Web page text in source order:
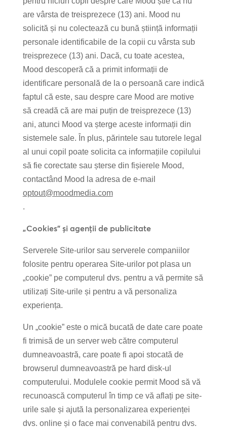
are vârsta de treisprezece (13) ani. Mood nu
solicită și nu colectează cu bună știință informații
personale identificabile de la copii cu vârsta sub
treisprezece (13) ani. Dacă, cu toate acestea,
Mood descoperă că a primit informații de
identificare personală de la o persoană care indică
faptul că este, sau despre care Mood are motive
să creadă că are mai puțin de treisprezece (13)
ani, atunci Mood va șterge aceste informații din
sistemele sale. În plus, părintele sau tutorele legal
al unui copil poate solicita ca informațiile copilului
să fie corectate sau șterse din fișierele Mood,
contactând Mood la adresa de e-mail
optout@moodmedia.com
.
„Cookies” și agenții de publicitate
Serverele Site-urilor sau serverele companiilor
folosite pentru operarea Site-urilor pot plasa un
„cookie” pe computerul dvs. pentru a vă permite să
utilizați Site-urile și pentru a vă personaliza
experiența.
Un „cookie” este o mică bucată de date care poate
fi trimisă de un server web către computerul
dumneavoastră, care poate fi apoi stocată de
browserul dumneavoastră pe hard disk-ul
computerului. Modulele cookie permit Mood să vă
recunoască computerul în timp ce vă aflați pe site-
urile sale și ajută la personalizarea experienței
dvs. online și o face mai convenabilă pentru dvs.